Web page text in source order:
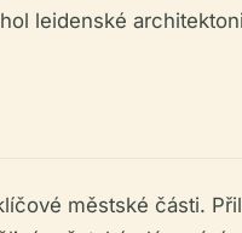
leidenské
městské části.